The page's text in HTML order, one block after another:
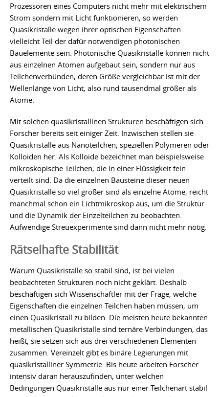
Prozessoren eines Computers nicht mehr mit elektrischem
Strom sondern mit Licht funktionieren, so werden
Quasikristalle wegen ihrer optischen Eigenschaften
vielleicht Teil der dafür notwendigen photonischen
Bauelemente sein. Photonische Quasikristalle können nicht
aus einzelnen Atomen aufgebaut sein, sondern nur aus
Teilchenverbünden, deren Größe vergleichbar ist mit der
Wellenlänge von Licht, also rund tausendmal größer als
Atome.
Mit solchen quasikristallinen Strukturen beschäftigen sich
Forscher bereits seit einiger Zeit. Inzwischen stellen sie
Quasikristalle aus Nanoteilchen, speziellen Polymeren oder
Kolloiden her. Als Kolloide bezeichnet man beispielsweise
mikroskopische Teilchen, die in einer Flüssigkeit fein
verteilt sind. Da die einzelnen Bausteine dieser neuen
Quasikristalle so viel größer sind als einzelne Atome, reicht
manchmal schon ein Lichtmikroskop aus, um die Struktur
und die Dynamik der Einzelteilchen zu beobachten.
Aufwendige Streuexperimente sind dann nicht mehr nötig.
Rätselhafte Stabilität
Warum Quasikristalle so stabil sind, ist bei vielen
beobachteten Strukturen noch nicht geklärt. Deshalb
beschäftigen sich Wissenschaftler mit der Frage, welche
Eigenschaften die einzelnen Teilchen haben müssen, um
einen Quasikristall zu bilden. Die meisten heute bekannten
metallischen Quasikristalle sind ternäre Verbindungen, das
heißt, sie setzen sich aus drei verschiedenen Elementen
zusammen. Vereinzelt gibt es binäre Legierungen mit
quasikristalliner Symmetrie. Bis heute arbeiten Forscher
intensiv daran herauszufinden, unter welchen
Bedingungen Quasikristalle aus nur einer Teilchenart stabil